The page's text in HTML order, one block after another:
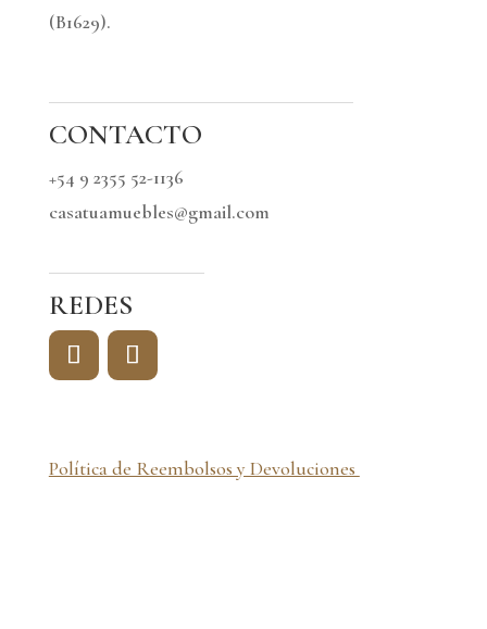
(B1629).
CONTACTO
+54 9 2355 52-1136
casatuamuebles@gmail.com
REDES
Política de Reembolsos y Devoluciones